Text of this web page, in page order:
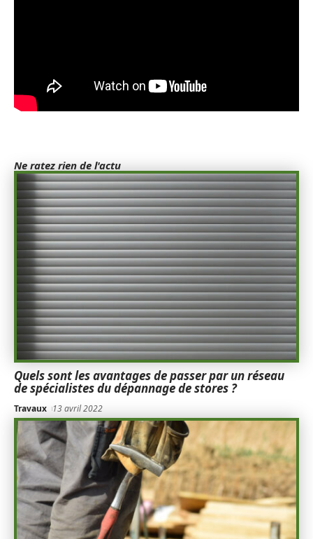
Ne ratez rien de l'actu
Quels sont les avantages de passer par un réseau
de spécialistes du dépannage de stores ?
Travaux 13 avril 2022